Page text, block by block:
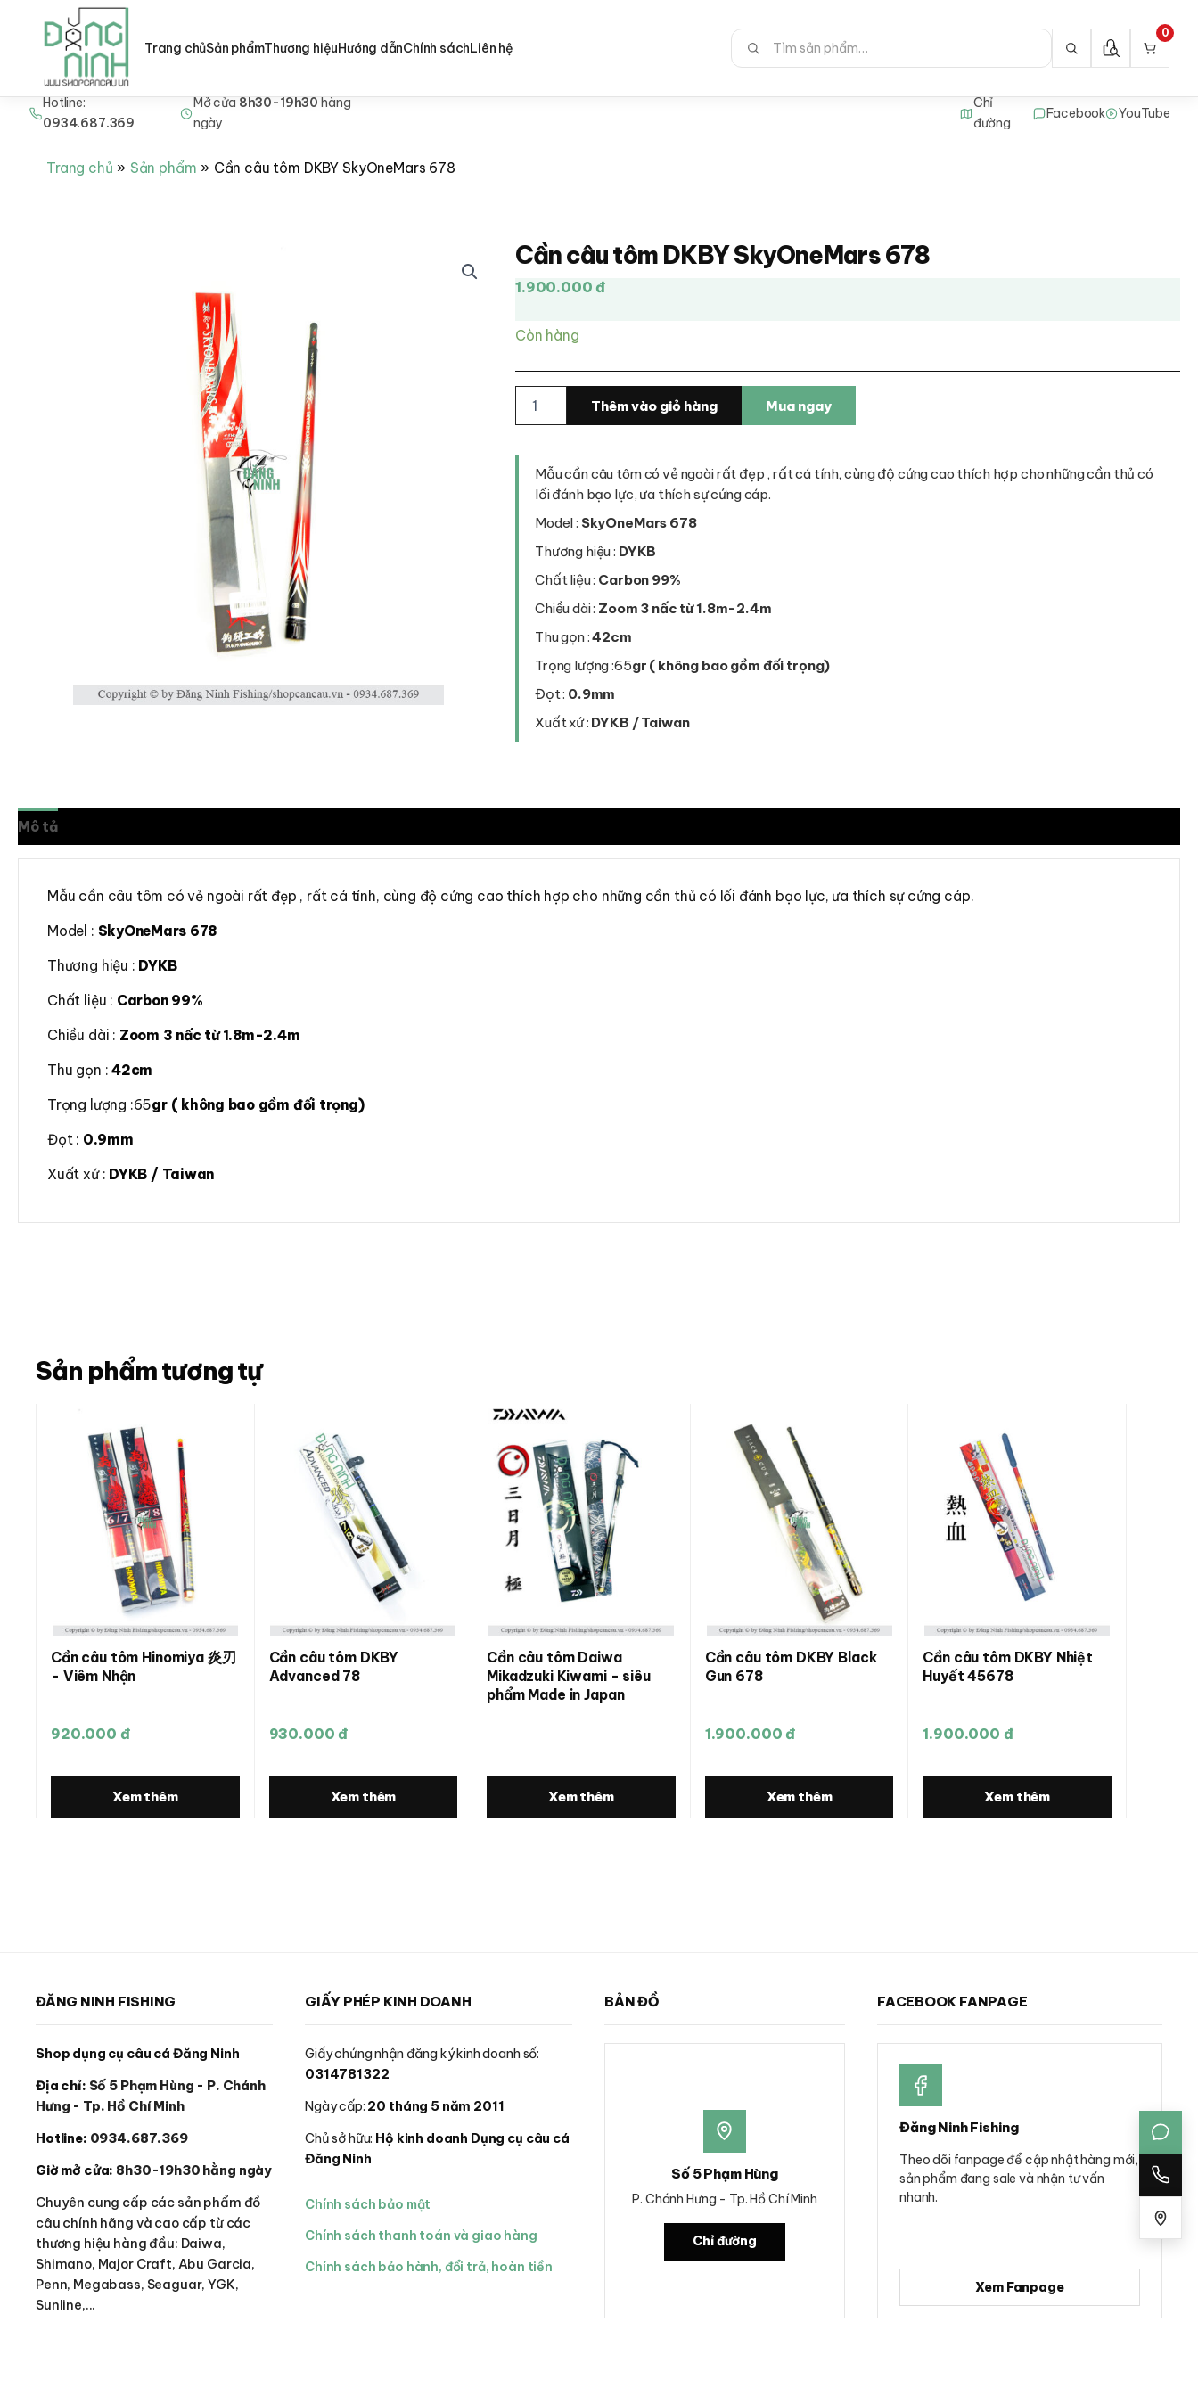
Nhảy Hotline:
0934.687.369
Mở cửa8h30-19h30hàng
ngày
Chỉ
đường
Facebook YouTube
Trang chủSản phẩmThương hiệuHướng dẫnChính sáchLiên hệ
Tìm
kiếm:
0
Trang chủ Sản phẩm Cần câu tôm DKBY SkyOneMars 678
Cần câu tôm DKBY SkyOneMars 678
1.900.000 đ
Còn hàng
câu
tôm
SkyOneMars
678
lượng
Thêm vào giỏ hàng Mua ngay
Mẫu cần câu tôm có vẻ ngoài rất đẹp , rất cá tính, cùng độ cứng cao thích hợp cho những cần thủ có
lối đánh bạo lực, ưa thích sự cứng cáp.
Model : SkyOneMars 678
Thương hiệu : DYKB
Chất liệu : Carbon 99%
Chiều dài : Zoom 3 nấc từ 1.8m-2.4m
Thu gọn :42cm
Trọng lượng :65gr ( không bao gồm đối trọng)
Đọt : 0.9mm
Xuất xứ : DYKB / Taiwan
Mô tả
Mẫu cần câu tôm có vẻ ngoài rất đẹp , rất cá tính, cùng độ cứng cao thích hợp cho những cần thủ có lối đánh bạo lực, ưa thích sự cứng cáp.
Model : SkyOneMars 678
Thương hiệu : DYKB
Chất liệu : Carbon 99%
Chiều dài : Zoom 3 nấc từ 1.8m-2.4m
Thu gọn :42cm
Trọng lượng :65gr ( không bao gồm đối trọng)
Đọt : 0.9mm
Xuất xứ : DYKB / Taiwan
Sản phẩm tương tự
Cần câu tôm Hinomiya 炎刃
- Viêm Nhận
920.000 đ
Xem thêm
Cần câu tôm DKBY
Advanced 78
930.000 đ
Xem thêm
Cần câu tôm Daiwa
Mikadzuki Kiwami - siêu
phẩm Made in Japan
Xem thêm
Cần câu tôm DKBY Black
Gun 678
1.900.000 đ
Xem thêm
Cần câu tôm DKBY Nhiệt
Huyết 45678
1.900.000 đ
Xem thêm
ĐĂNG NINH FISHING
Shop dụng cụ câu cá Đăng Ninh
Địa chỉ: Số 5 Phạm Hùng - P. Chánh
Hưng - Tp. Hồ Chí Minh
Hotline: 0934.687.369
Giờ mở cửa: 8h30-19h30 hằng ngày
Chuyên cung cấp các sản phẩm đồ
câu chính hãng và cao cấp từ các
thương hiệu hàng đầu: Daiwa,
Shimano, Major Craft, Abu Garcia,
Penn, Megabass, Seaguar, YGK,
Sunline,...
GIẤY PHÉP KINH DOANH
Giấy chứng nhận đăng ký kinh doanh số:
0314781322
Ngày cấp: 20 tháng 5 năm 2011
Chủ sở hữu: Hộ kinh doanh Dụng cụ câu cá
Đăng Ninh
Chính sách bảo mật
Chính sách thanh toán và giao hàng
Chính sách bảo hành, đổi trả, hoàn tiền
BẢN ĐỒ
Số 5 Phạm Hùng
P. Chánh Hưng - Tp. Hồ Chí Minh
Chỉ đường
FACEBOOK FANPAGE
Đăng Ninh Fishing
Theo dõi fanpage để cập nhật hàng mới,
sản phẩm đang sale và nhận tư vấn
nhanh.
Xem Fanpage